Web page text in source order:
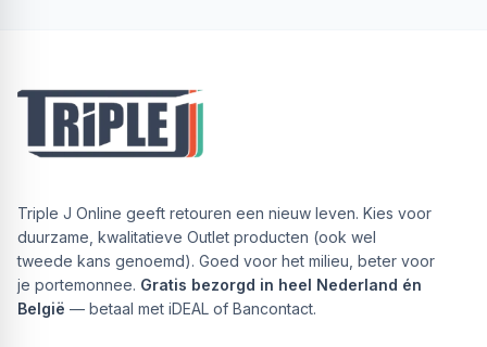
Triple J Online geeft retouren een nieuw leven. Kies voor
duurzame, kwalitatieve Outlet producten (ook wel
tweede kans genoemd). Goed voor het milieu, beter voor
je portemonnee. Gratis bezorgd in heel Nederland én
België — betaal met iDEAL of Bancontact.